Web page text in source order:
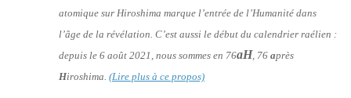
atomique sur Hiroshima marque l’entrée de l’Humanité dans
l’âge de la révélation. C’est aussi le début du calendrier raélien :
depuis le 6 août 2021, nous sommes en 76aH, 76 après
Hiroshima. (Lire plus à ce propos)